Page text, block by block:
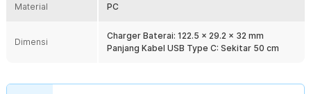
Struktur Material Tahan Panas
memiliki ketahanan tinggi terhadap suhu panas. Desain ventilasi
samping membantu meningkatkan sirkulasi udara sehingga panas
Material PC
Dimensi
Charger Baterai: 122.5 x 29.2 x 32 mm
Panjang Kabel USB Type C: Sekitar 50 cm